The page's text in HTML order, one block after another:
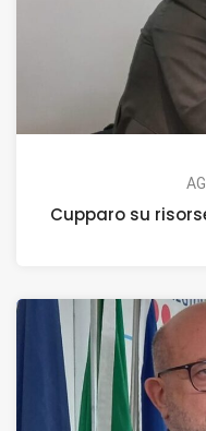
Cupparo su